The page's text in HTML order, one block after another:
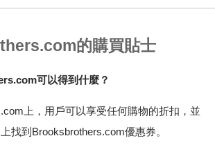
的購買貼士
可以得到什麼？
上，用戶可以享受任何購物的折扣，並
找到Brooksbrothers.com優惠券。